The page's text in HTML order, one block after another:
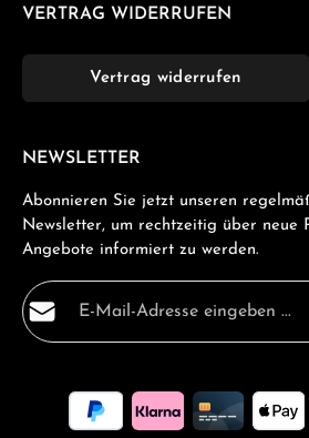
VERTRAG WIDERRUFEN
Vertrag widerrufen
NEWSLETTER
Abonnieren Sie jetzt unseren
Newsletter, um rechtzeitig über neue
Angebote informiert zu werden.
E-Mail-Adresse*
Ich habe die
genommen und dieAGBgelesen
Pflichtfelder.